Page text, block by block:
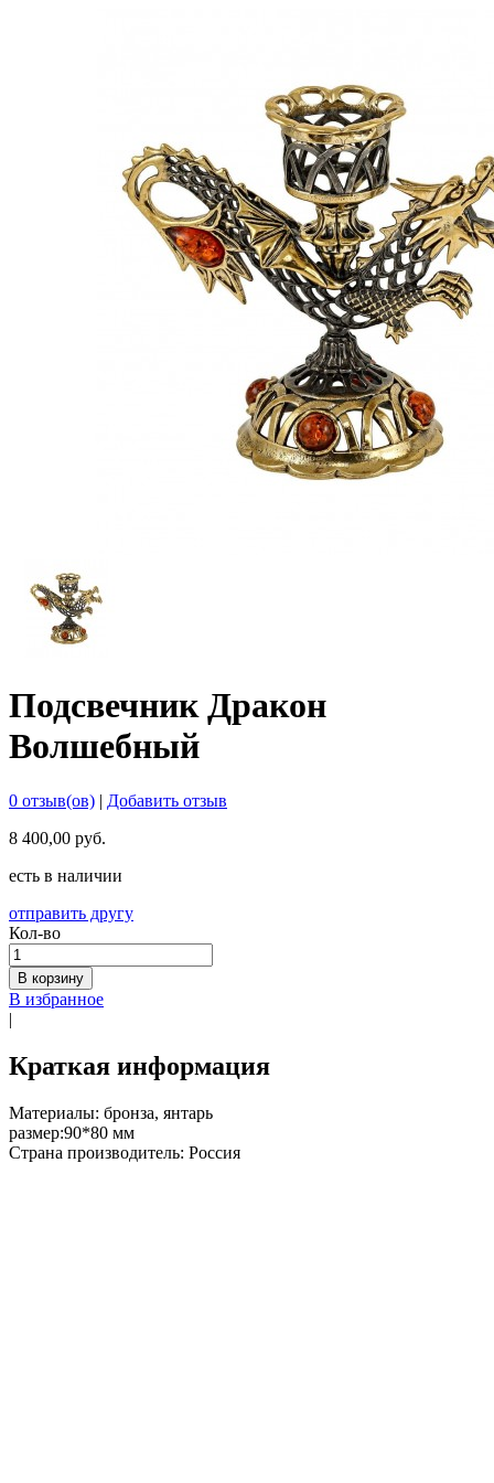
Подсвечник Дракон
Волшебный
0 отзыв(ов) | Добавить отзыв
8 400,00 руб.
есть в наличии
отправить другу
Кол-во
В корзину
В избранное
|
Краткая информация
Материалы: бронза, янтарь
размер:90*80 мм
Страна производитель: Россия